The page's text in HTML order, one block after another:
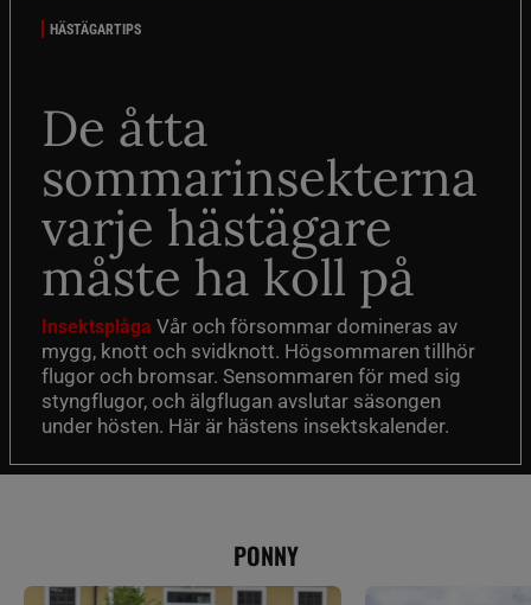
HÄSTÄGARTIPS
De åtta
sommarinsekterna
varje hästägare
måste ha koll på
Insektsplåga Vår och försommar domineras av
mygg, knott och svidknott. Högsommaren tillhör
flugor och bromsar. Sensommaren för med sig
styngflugor, och älgflugan avslutar säsongen
under hösten. Här är hästens insektskalender.
PONNY